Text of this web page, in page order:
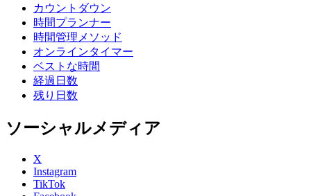
カウントダウン
時間プランナー
時間管理メソッド
オンラインタイマー
ベストな時間
経過日数
残り日数
ソーシャルメディア
X
Instagram
TikTok